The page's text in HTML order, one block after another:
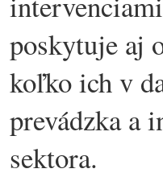
poskytuje aj
koľko ich v
prevádzka a
sektora.